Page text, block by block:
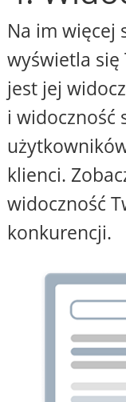
Na im więcej
wyświetla się
jest jej
i widoczność
klienci.
widoczność
konkurencji.